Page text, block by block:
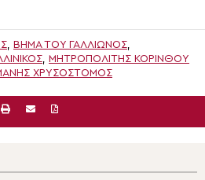
ΒΗΜΑ ΤΟΥ ΓΑΛΛΙΩΝΟΣ
ΜΗΤΡΟΠΟΛΊΤΗΣ ΚΟΡΊΝΘΟΥ
ΧΡΥΣΌΣΤΟΜΟΣ